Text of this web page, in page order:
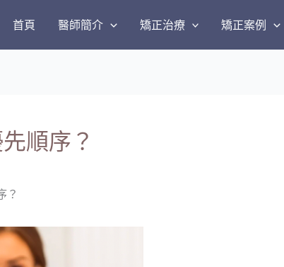
首頁 醫師簡介 矯正治療 矯正案例
順序？
？